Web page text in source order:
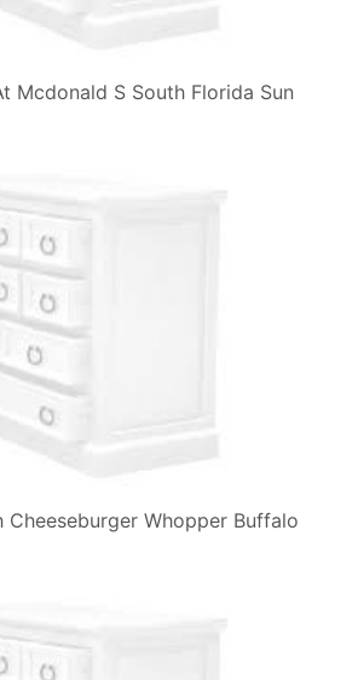
Mcdonald S South Florida Sun
Cheeseburger Whopper Buffalo